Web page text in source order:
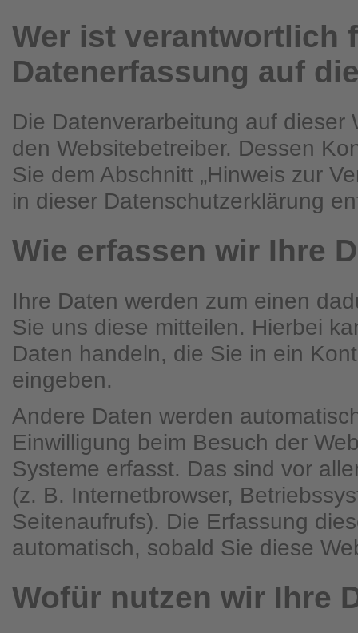
Wer ist verantwortlich
Datenerfassung auf
Die Datenverarbeitung auf dieser
den Websitebetreiber. Dessen
Sie dem Abschnitt „Hinweis zur
in dieser Datenschutzerklärung
Wie erfassen wir Ihre
Ihre Daten werden zum einen
Sie uns diese mitteilen. Hierbei
Daten handeln, die Sie in ein
eingeben.
Andere Daten werden
Einwilligung beim Besuch der
Systeme erfasst. Das sind vor
(z. B. Internetbrowser,
Seitenaufrufs). Die Erfassung
automatisch, sobald Sie diese
Wofür nutzen wir Ihre